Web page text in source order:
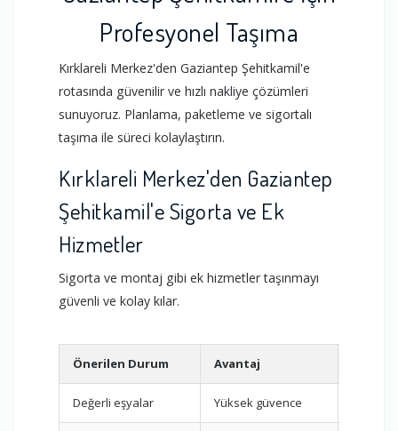
Profesyonel Taşıma
Kırklareli Merkez'den Gaziantep Şehitkamil'e
rotasında güvenilir ve hızlı nakliye çözümleri
sunuyoruz. Planlama, paketleme ve sigortalı
taşıma ile süreci kolaylaştırın.
Kırklareli Merkez'den Gaziantep
Şehitkamil'e Sigorta ve Ek
Hizmetler
Sigorta ve montaj gibi ek hizmetler taşınmayı
güvenli ve kolay kılar.
Önerilen Durum Avantaj
Değerli eşyalar Yüksek güvence